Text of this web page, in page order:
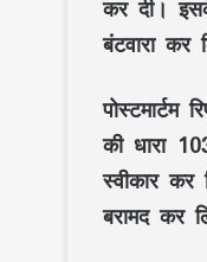
बंटवारा कर
की धारा
स्वीकार
बरामद कर